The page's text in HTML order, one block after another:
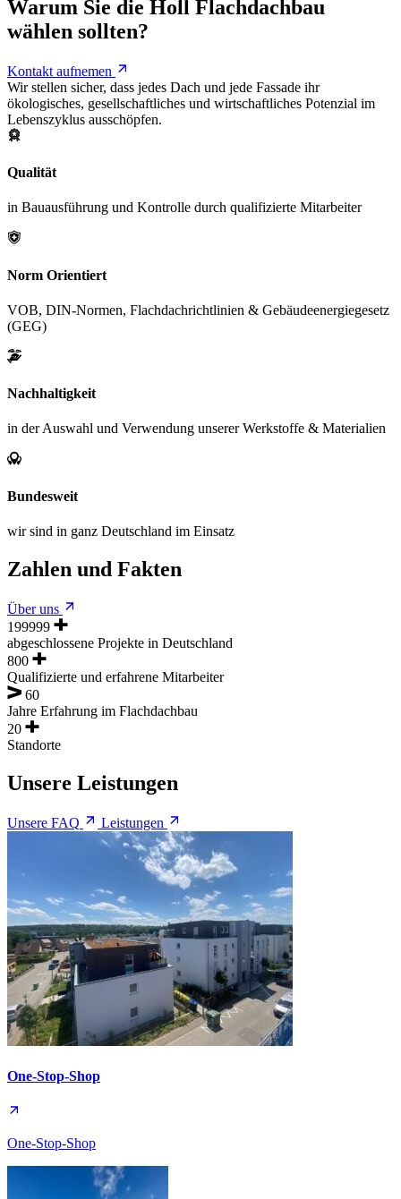
Warum Sie die Holl Flachdachbau
wählen sollten?
Kontakt aufnemen
Wir stellen sicher, dass jedes Dach und jede Fassade ihr
ökologisches, gesellschaftliches und wirtschaftliches Potenzial im
Lebenszyklus ausschöpfen.
Qualität
in Bauausführung und Kontrolle durch qualifizierte Mitarbeiter
Norm Orientiert
VOB, DIN-Normen, Flachdachrichtlinien & Gebäudeenergiegesetz
(GEG)
Nachhaltigkeit
in der Auswahl und Verwendung unserer Werkstoffe & Materialien
Bundesweit
wir sind in ganz Deutschland im Einsatz
Zahlen und Fakten
Über uns
200000
abgeschlossene Projekte in Deutschland
800
Qualifizierte und erfahrene Mitarbeiter
60
Jahre Erfahrung im Flachdachbau
20
Standorte
Unsere Leistungen
Unsere FAQ Leistungen
One-Stop-Shop
One-Stop-Shop